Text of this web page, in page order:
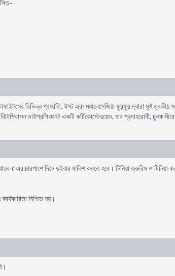
বিভিন্ন প্রজাতি, ঈস্ট এবং ম্যালেসেজিয়া ফুরফুর দ্বারা সৃষ্ট
ডাইপ্রপিওনেট একটি কর্টিকোস্টেরয়েড, যার প্রদাহরােধী,
বা এর চারপাশে দিনে দুইবার মালিশ করতে হবে। টিনিয়া ক্রুরিস ও
নিশ্চিত নয়।